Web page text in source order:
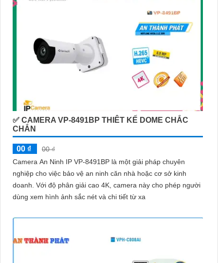
✅ CAMERA VP-8491BP THIÊT KẾ DOME CHẮC
CHẮN
00 ₫
00 ₫
Camera An Ninh IP VP-8491BP là một giải pháp chuyên
nghiệp cho việc bảo vệ an ninh căn nhà hoặc cơ sở kinh
doanh. Với độ phân giải cao 4K, camera này cho phép người
dùng xem hình ảnh sắc nét và chi tiết từ xa